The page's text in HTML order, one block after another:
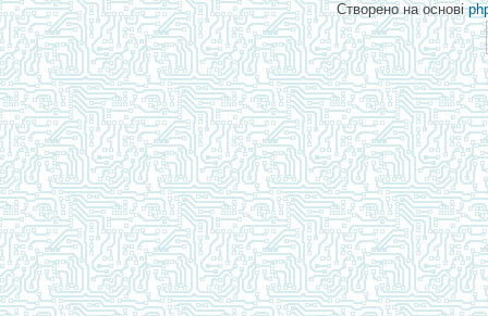
Створено на основі